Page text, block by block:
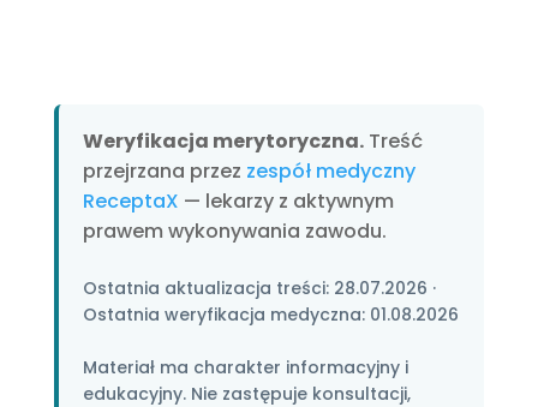
Weryfikacja merytoryczna.Treść
przejrzana przez zespół medyczny
ReceptaX — lekarzy z aktywnym
prawem wykonywania zawodu.
Ostatnia aktualizacja treści: 28.07.2026 ·
Ostatnia weryfikacja medyczna: 01.08.2026
Materiał ma charakter informacyjny i
edukacyjny. Nie zastępuje konsultacji,